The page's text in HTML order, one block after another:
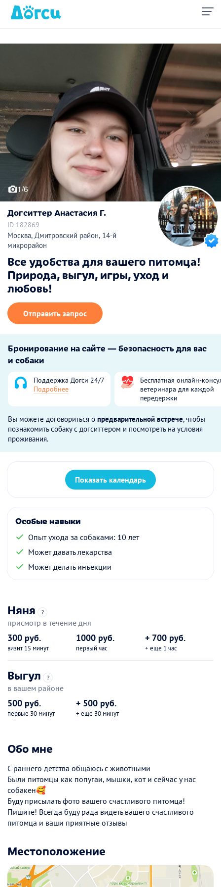
1/6
Догситтер Анастасия Г.
ID 182869
Москва, Дмитровский район, 14-й
микрорайон
Все удобства для вашего питомца!
Природа, выгул, игры, уход и
любовь!
Отправить запрос
Бронирование на сайте — безопасность для вас
и собаки
Поддержка Догси 24/7
Подробнее
Бесплатная онлайн-
ветеринара для каждой
передержки
Вы можете договориться о предварительной встрече, чтобы
познакомить собаку с догситтером и посмотреть на условия
проживания.
Показать календарь
Особые навыки
Опыт ухода за собаками: 10 лет
Может давать лекарства
Может делать инъекции
Няня ?
присмотр в течение дня
300 руб.
визит 15 минут
1000 руб.
первый час
+ 700 руб.
+ еще 1 час
Выгул ?
в вашем районе
500 руб.
первые 30 минут
+ 500 руб.
+ еще 30 минут
Обо мне
С раннего детства общаюсь с животными
Были питомцы как попугаи, мышки, кот и сейчас у нас
собакен🥰
Буду присылать фото вашего счастливого питомца!
Пишите! Всегда буду рада видеть вашего счастливого
питомца и ваши приятные отзывы
Местоположение